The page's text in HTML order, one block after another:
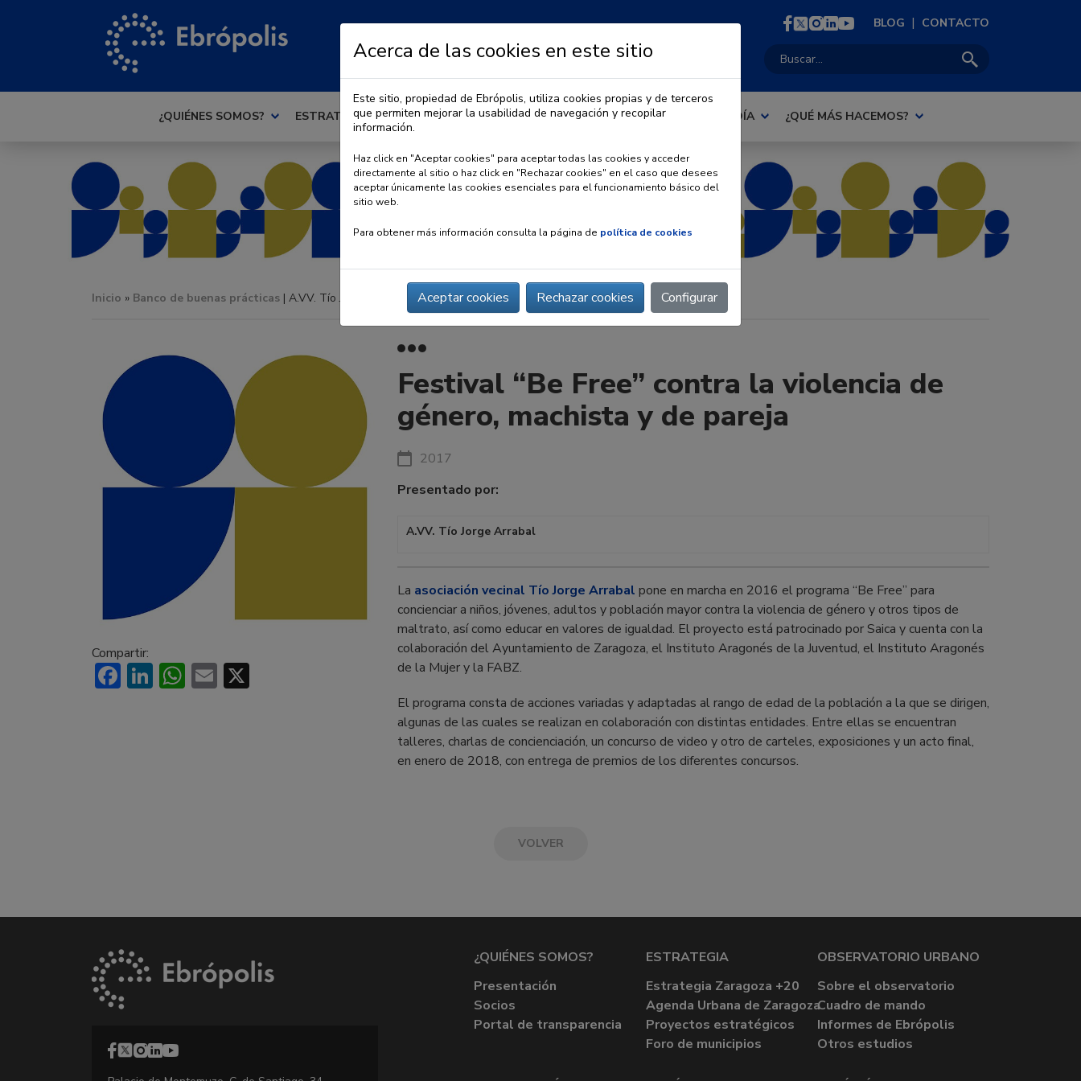
BLOG | CONTACTO
¿QUIÉNES SOMOS? ESTRATEGIA OBSERVATORIO URBANO PREMIO EBRÓPOLIS AL DÍA ¿QUÉ MÁS HACEMOS?
Inicio » Banco de buenas prácticas | A.VV. Tío Jorge Arrabal
Compartir:
Facebook
LinkedIn
WhatsApp
Email
Festival “Be Free” contra la violencia de
género, machista y de pareja
2017
Presentado por:
A.VV. Tío Jorge Arrabal
La asociación vecinal Tío Jorge Arrabal pone en marcha en 2016 el programa “Be Free” para
concienciar a niños, jóvenes, adultos y población mayor contra la violencia de género y otros tipos de
maltrato, así como educar en valores de igualdad. El proyecto está patrocinado por Saica y cuenta con la
colaboración del Ayuntamiento de Zaragoza, el Instituto Aragonés de la Juventud, el Instituto Aragonés
de la Mujer y la FABZ.
El programa consta de acciones variadas y adaptadas al rango de edad de la población a la que se dirigen,
algunas de las cuales se realizan en colaboración con distintas entidades. Entre ellas se encuentran
talleres, charlas de concienciación, un concurso de video y otro de carteles, exposiciones y un acto final,
en enero de 2018, con entrega de premios de los diferentes concursos.
VOLVER
¿QUIÉNES SOMOS?
Presentación
Socios
Portal de transparencia
ESTRATEGIA
Estrategia Zaragoza +20
Agenda Urbana de Zaragoza
Proyectos estratégicos
Foro de municipios
OBSERVATORIO URBANO
Sobre el observatorio
Cuadro de mando
Informes de Ebrópolis
Otros estudios
Acerca de las cookies en este sitio
Este sitio, propiedad de Ebrópolis, utiliza cookies propias y de terceros
que permiten mejorar la usabilidad de navegación y recopilar
información.
Haz click en "Aceptar cookies" para aceptar todas las cookies y acceder
directamente al sitio o haz click en "Rechazar cookies" en el caso que desees
aceptar únicamente las cookies esenciales para el funcionamiento básico del
sitio web.
Para obtener más información consulta la página de política de cookies
Aceptar cookies Rechazar cookies Configurar